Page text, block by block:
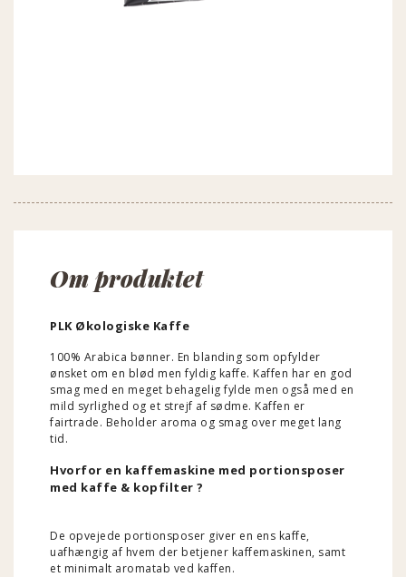
Om produktet
PLK Økologiske Kaffe
100% Arabica bønner. En blanding som opfylder
ønsket om en blød men fyldig kaffe. Kaffen har en god
smag med en meget behagelig fylde men også med en
mild syrlighed og et strejf af sødme. Kaffen er
fairtrade. Beholder aroma og smag over meget lang
tid.
Hvorfor en kaffemaskine med portionsposer
med kaffe & kopfilter ?
De opvejede portionsposer giver en ens kaffe,
uafhængig af hvem der betjener kaffemaskinen, samt
et minimalt aromatab ved kaffen.